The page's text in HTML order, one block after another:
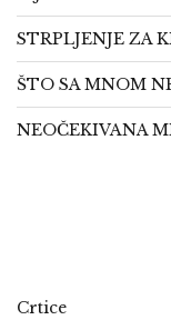
STRPLJENJE ZA
ŠTO SA MNOM
NEOČEKIVANA
Crtice